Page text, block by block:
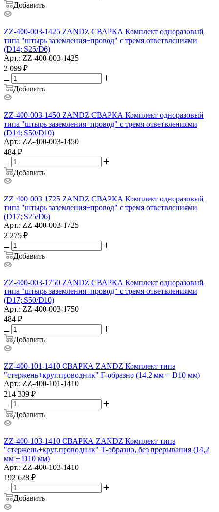
Добавить
ZZ-400-003-1425 ZANDZ СВАРКА Комплект одноразовый
типа "штырь заземления+провод" с тремя ответвлениями
(D14; S25/D6)
Арт.: ZZ-400-003-1425
2 099 ₽
Добавить
ZZ-400-003-1450 ZANDZ СВАРКА Комплект одноразовый
типа "штырь заземления+провод" с тремя ответвлениями
(D14; S50/D10)
Арт.: ZZ-400-003-1450
484 ₽
Добавить
ZZ-400-003-1725 ZANDZ СВАРКА Комплект одноразовый
типа "штырь заземления+провод" с тремя ответвлениями
(D17; S25/D6)
Арт.: ZZ-400-003-1725
2 275 ₽
Добавить
ZZ-400-003-1750 ZANDZ СВАРКА Комплект одноразовый
типа "штырь заземления+провод" с тремя ответвлениями
(D17; S50/D10)
Арт.: ZZ-400-003-1750
484 ₽
Добавить
ZZ-400-101-1410 СВАРКА ZANDZ Комплект типа
"стержень+круг.проводник" Г-образно (14,2 мм + D10 мм)
Арт.: ZZ-400-101-1410
214 309 ₽
Добавить
ZZ-400-103-1410 СВАРКА ZANDZ Комплект типа
"стержень+круг.проводник" Т-образно, без прерывания (14,2
мм + D10 мм)
Арт.: ZZ-400-103-1410
192 628 ₽
Добавить